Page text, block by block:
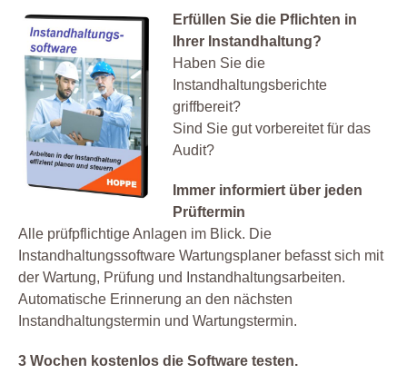
Erfüllen Sie die Pflichten in
Ihrer Instandhaltung?
Haben Sie die
Instandhaltungsberichte
griffbereit?
Sind Sie gut vorbereitet für das
Audit?
Immer informiert über jeden
Prüftermin
Alle prüfpflichtige Anlagen im Blick. Die
Instandhaltungssoftware Wartungsplaner befasst sich mit
der Wartung, Prüfung und Instandhaltungsarbeiten.
Automatische Erinnerung an den nächsten
Instandhaltungstermin und Wartungstermin.
3 Wochen kostenlos die Software testen.